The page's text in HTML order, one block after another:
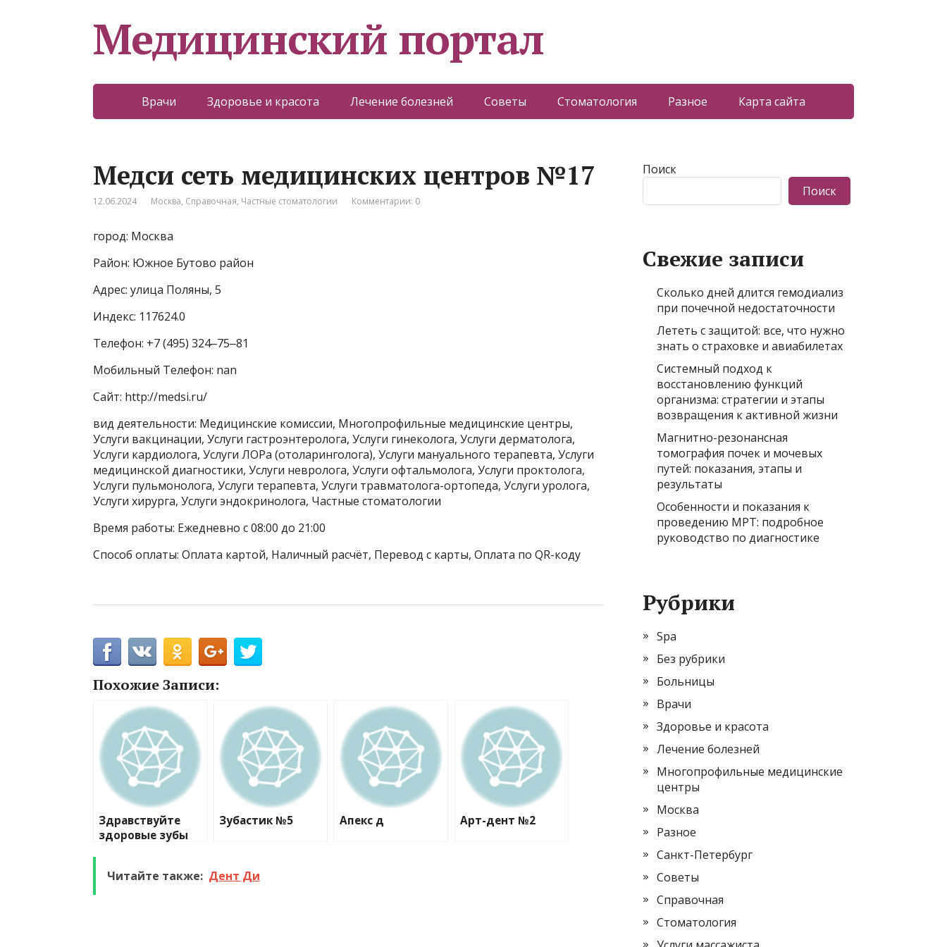
Медицинский портал
Врачи Здоровье и красота Лечение болезней Советы Стоматология Разное Карта сайта
Медси сеть медицинских центров №17
12.06.2024 Москва, Справочная, Частные стоматологии Комментарии: 0
город: Москва
Район: Южное Бутово район
Адрес: улица Поляны, 5
Индекс: 117624.0
Телефон: +7 (495) 324‒75‒81
Мобильный Телефон: nan
Сайт: http://medsi.ru/
вид деятельности: Медицинские комиссии, Многопрофильные медицинские центры,
Услуги вакцинации, Услуги гастроэнтеролога, Услуги гинеколога, Услуги дерматолога,
Услуги кардиолога, Услуги ЛОРа (отоларинголога), Услуги мануального терапевта, Услуги
медицинской диагностики, Услуги невролога, Услуги офтальмолога, Услуги проктолога,
Услуги пульмонолога, Услуги терапевта, Услуги травматолога-ортопеда, Услуги уролога,
Услуги хирурга, Услуги эндокринолога, Частные стоматологии
Время работы: Ежедневно с 08:00 до 21:00
Способ оплаты: Оплата картой, Наличный расчёт, Перевод с карты, Оплата по QR-коду
Похожие Записи:
Здравствуйте
здоровые зубы
Зубастик №5 Апекс д Арт-дент №2
Читайте также: Дент Ди
Поиск
Поиск
Свежие записи
Сколько дней длится гемодиализ
при почечной недостаточности
Лететь с защитой: все, что нужно
знать о страховке и авиабилетах
Системный подход к
восстановлению функций
организма: стратегии и этапы
возвращения к активной жизни
Магнитно-резонансная
томография почек и мочевых
путей: показания, этапы и
результаты
Особенности и показания к
проведению МРТ: подробное
руководство по диагностике
Рубрики
Spa
Без рубрики
Больницы
Врачи
Здоровье и красота
Лечение болезней
Многопрофильные медицинские
центры
Москва
Разное
Санкт-Петербург
Советы
Справочная
Стоматология